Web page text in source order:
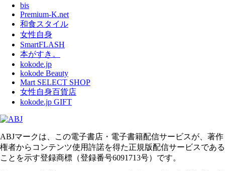
bis
Premium-K.net
和食スタイル
女性自身
SmartFLASH
本がすき。
kokode.jp
kokode Beauty
Mart SELECT SHOP
女性自身百貨店
kokode.jp GIFT
ABJマークは、この電子書店・電子書籍配信サービスが、著作
権者からコンテンツ使用許諾を得た正規版配信サービスである
ことを示す登録商標（登録番号6091713号）です。